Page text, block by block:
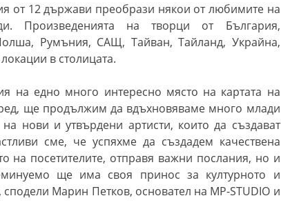
от 12 държави преобрази някои от любимите на
Произведенията на творци от България,
Румъния, САЩ, Тайван, Тайланд, Украйна,
в столицата.
на едно много интересно място на картата на
ще продължим да вдъхновяваме много млади
нови и утвърдени артисти, които да създават
сме, че успяхме да създадем качествена
на посетителите, отправя важни послания, но и
ще има своя принос за културното и
сподели Марин Петков, основател на MP-STUDIO и